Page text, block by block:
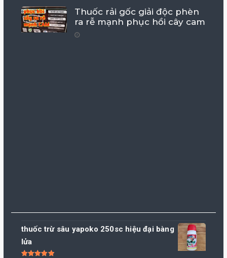
Thuốc rải gốc giải độc phèn
ra rễ mạnh phục hồi cây cam
thuốc trừ sâu yapoko 250sc hiệu đại bàng
lửa